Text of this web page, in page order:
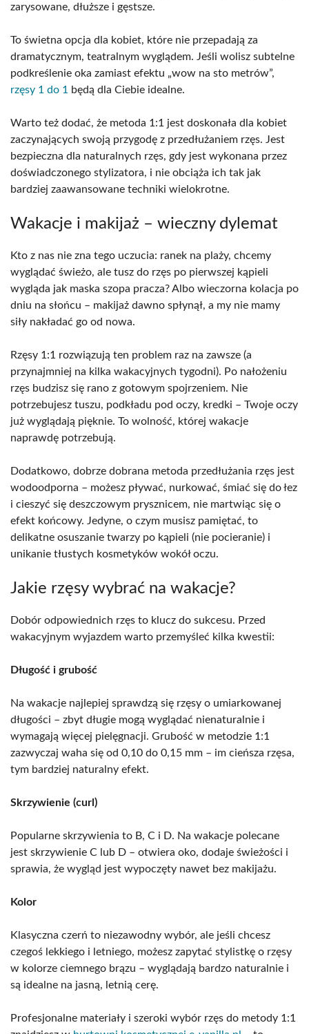
zarysowane, dłuższe i gęstsze.
To świetna opcja dla kobiet, które nie przepadają za
dramatycznym, teatralnym wyglądem. Jeśli wolisz subtelne
podkreślenie oka zamiast efektu „wow na sto metrów”,
rzęsy 1 do 1
będą dla Ciebie idealne.
Warto też dodać, że metoda 1:1 jest doskonała dla kobiet
zaczynających swoją przygodę z przedłużaniem rzęs. Jest
bezpieczna dla naturalnych rzęs, gdy jest wykonana przez
doświadczonego stylizatora, i nie obciąża ich tak jak
bardziej zaawansowane techniki wielokrotne.
Wakacje i makijaż – wieczny dylemat
Kto z nas nie zna tego uczucia: ranek na plaży, chcemy
wyglądać świeżo, ale tusz do rzęs po pierwszej kąpieli
wygląda jak maska szopa pracza? Albo wieczorna kolacja po
dniu na słońcu – makijaż dawno spłynął, a my nie mamy
siły nakładać go od nowa.
Rzęsy 1:1 rozwiązują ten problem raz na zawsze (a
przynajmniej na kilka wakacyjnych tygodni). Po nałożeniu
rzęs budzisz się rano z gotowym spojrzeniem. Nie
potrzebujesz tuszu, podkładu pod oczy, kredki – Twoje oczy
już wyglądają pięknie. To wolność, której wakacje
naprawdę potrzebują.
Dodatkowo, dobrze dobrana metoda przedłużania rzęs jest
wodoodporna – możesz pływać, nurkować, śmiać się do łez
i cieszyć się deszczowym prysznicem, nie martwiąc się o
efekt końcowy. Jedyne, o czym musisz pamiętać, to
delikatne osuszanie twarzy po kąpieli (nie pocieranie) i
unikanie tłustych kosmetyków wokół oczu.
Jakie rzęsy wybrać na wakacje?
Dobór odpowiednich rzęs to klucz do sukcesu. Przed
wakacyjnym wyjazdem warto przemyśleć kilka kwestii:
Długość i grubość
Na wakacje najlepiej sprawdzą się rzęsy o umiarkowanej
długości – zbyt długie mogą wyglądać nienaturalnie i
wymagają więcej pielęgnacji. Grubość w metodzie 1:1
zazwyczaj waha się od 0,10 do 0,15 mm – im cieńsza rzęsa,
tym bardziej naturalny efekt.
Skrzywienie (curl)
Popularne skrzywienia to B, C i D. Na wakacje polecane
jest skrzywienie C lub D – otwiera oko, dodaje świeżości i
sprawia, że wygląd jest wypoczęty nawet bez makijażu.
Kolor
Klasyczna czerń to niezawodny wybór, ale jeśli chcesz
czegoś lekkiego i letniego, możesz zapytać stylistkę o rzęsy
w kolorze ciemnego brązu – wyglądają bardzo naturalnie i
są idealne na jasną, letnią cerę.
Profesjonalne materiały i szeroki wybór rzęs do metody 1:1